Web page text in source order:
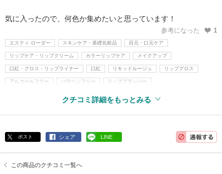
気に入ったので、何色か集めたいと思っています！
参考になった 1
エスティ ローダー スキンケア・基礎化粧品 目元・口元ケア
リップケア・リップクリーム カラーリップケア メイクアップ
口紅・グロス・リップライナー 口紅 リキッドルージュ リップグロス
アルコールフリー パラベンフリー リッププランパー
クチコミ詳細をもっとみる
ポスト シェア LINE
この商品のクチコミ一覧へ